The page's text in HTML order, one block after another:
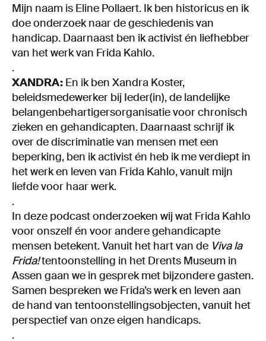
Mijn naam is Eline Pollaert. Ik ben historicus en ik
doe onderzoek naar de geschiedenis van
handicap. Daarnaast ben ik activist én liefhebber
van het werk van Frida Kahlo.
.
XANDRA: En ik ben Xandra Koster,
beleidsmedewerker bij Ieder(in), de landelijke
belangenbehartigersorganisatie voor chronisch
zieken en gehandicapten. Daarnaast schrijf ik
over de discriminatie van mensen met een
beperking, ben ik activist én heb ik me verdiept in
het werk en leven van Frida Kahlo, vanuit mijn
liefde voor haar werk.
.
In deze podcast onderzoeken wij wat Frida Kahlo
voor onszelf én voor andere gehandicapte
mensen betekent. Vanuit het hart van de Viva la
Frida!tentoonstelling in het Drents Museum in
Assen gaan we in gesprek met bijzondere gasten.
Samen bespreken we Frida’s werk en leven aan
de hand van tentoonstellingsobjecten, vanuit het
perspectief van onze eigen handicaps.
.